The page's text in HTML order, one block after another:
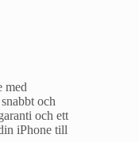
med
och
och ett
iPhone till